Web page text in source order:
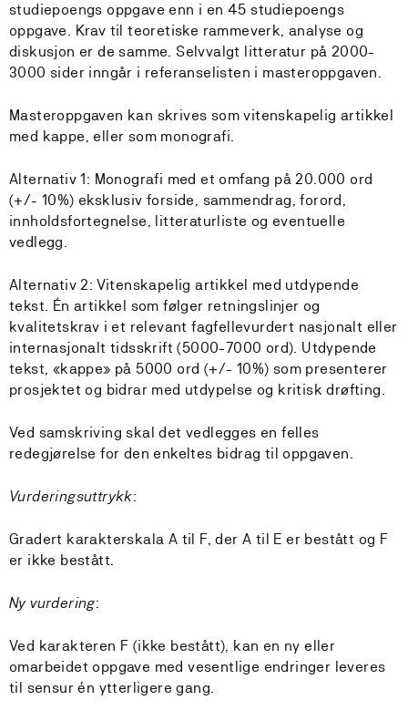
studiepoengs oppgave enn i en 45 studiepoengs
oppgave. Krav til teoretiske rammeverk, analyse og
diskusjon er de samme. Selvvalgt litteratur på 2000-
3000 sider inngår i referanselisten i masteroppgaven.
Masteroppgaven kan skrives som vitenskapelig artikkel
med kappe, eller som monografi.
Alternativ 1: Monografi med et omfang på 20.000 ord
(+/- 10%) eksklusiv forside, sammendrag, forord,
innholdsfortegnelse, litteraturliste og eventuelle
vedlegg.
Alternativ 2: Vitenskapelig artikkel med utdypende
tekst. Én artikkel som følger retningslinjer og
kvalitetskrav i et relevant fagfellevurdert nasjonalt eller
internasjonalt tidsskrift (5000-7000 ord). Utdypende
tekst, «kappe» på 5000 ord (+/- 10%) som presenterer
prosjektet og bidrar med utdypelse og kritisk drøfting.
Ved samskriving skal det vedlegges en felles
redegjørelse for den enkeltes bidrag til oppgaven.
Vurderingsuttrykk:
Gradert karakterskala A til F, der A til E er bestått og F
er ikke bestått.
Ny vurdering:
Ved karakteren F (ikke bestått), kan en ny eller
omarbeidet oppgave med vesentlige endringer leveres
til sensur én ytterligere gang.